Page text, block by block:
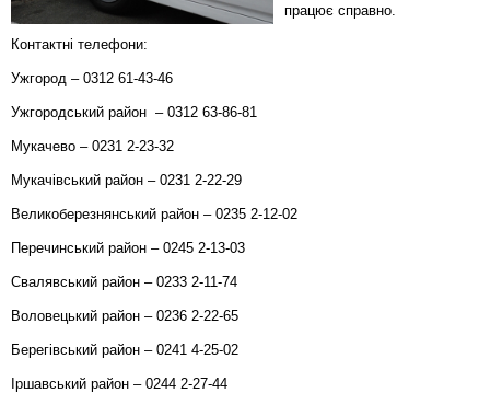
працює справно.
Контактні телефони:
Ужгород – 0312 61-43-46
Ужгородський район – 0312 63-86-81
Мукачево – 0231 2-23-32
Мукачівський район – 0231 2-22-29
Великоберезнянський район – 0235 2-12-02
Перечинський район – 0245 2-13-03
Свалявський район – 0233 2-11-74
Воловецький район – 0236 2-22-65
Берегівський район – 0241 4-25-02
Іршавський район – 0244 2-27-44